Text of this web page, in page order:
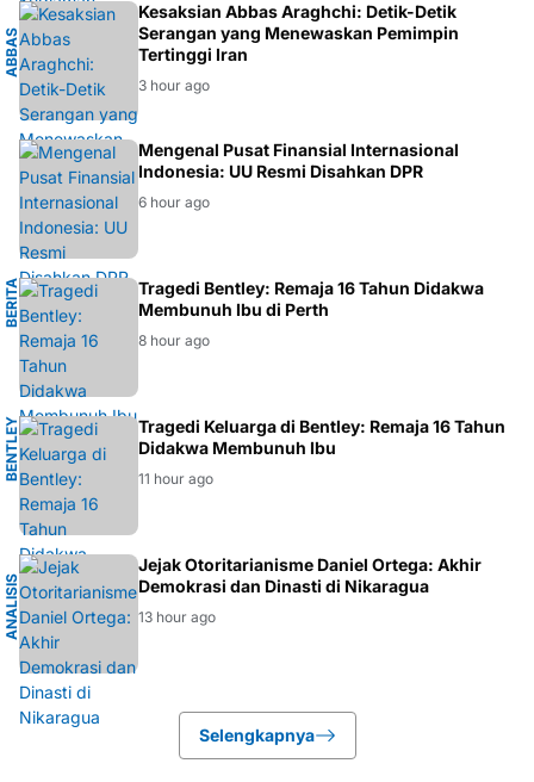
A
B
B
A
S
A
R
A
G
H
C
HI
Kesaksian Abbas Araghchi: Detik-Detik
Serangan yang Menewaskan Pemimpin
Tertinggi Iran
3 hour ago
EKONOMI
Mengenal Pusat Finansial Internasional
Indonesia: UU Resmi Disahkan DPR
6 hour ago
B
E
R
I
T
A
P
E
R
TH
Tragedi Bentley: Remaja 16 Tahun Didakwa
Membunuh Ibu di Perth
8 hour ago
B
E
N
TL
E
Y
P
E
R
TH
Tragedi Keluarga di Bentley: Remaja 16 Tahun
Didakwa Membunuh Ibu
11 hour ago
A
N
A
L
I
S
I
S
G
E
O
P
O
L
I
T
IK
Jejak Otoritarianisme Daniel Ortega: Akhir
Demokrasi dan Dinasti di Nikaragua
13 hour ago
Selengkapnya